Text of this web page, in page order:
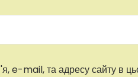
e-mail, та адресу сайту в